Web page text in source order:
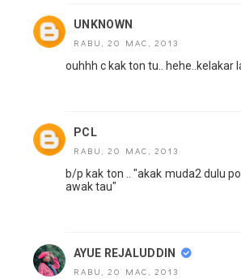
UNKNOWN
RABU, 20 MAC, 2013
ouhhh c kak ton tu.. hehe..kelakar
PCL
RABU, 20 MAC, 2013
b/p kak ton .. "akak muda2 dulu
awak tau"
AYUE REJALUDDIN
RABU, 20 MAC, 2013